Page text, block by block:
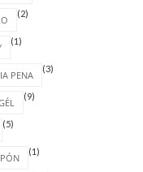
(2)
(1)
PENA
(3)
(9)
(5)
(1)